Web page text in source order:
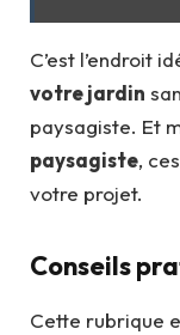
C’est l’endroit
votre jardin
paysagiste. Et
paysagiste,
votre projet.
Conseils
Cette rubrique